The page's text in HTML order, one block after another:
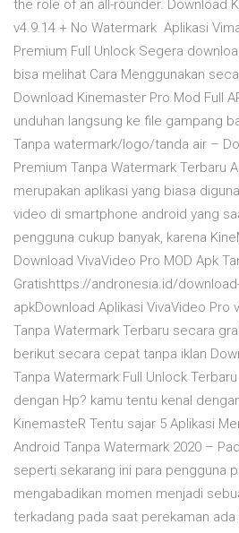
the role of an all-rounder. Download
v4.9.14 + No Watermark Aplikasi
Premium Full Unlock Segera
bisa melihat Cara Menggunakan
Download Kinemaster Pro Mod Full
unduhan langsung ke file gampang
Tanpa watermark/logo/tanda air –
Premium Tanpa Watermark Terbaru
merupakan aplikasi yang biasa
video di smartphone android yang
pengguna cukup banyak, karena
Download VivaVideo Pro MOD Apk
Gratishttps://andronesia.id/
apkDownload Aplikasi VivaVideo Pro
Tanpa Watermark Terbaru secara
berikut secara cepat tanpa iklan
Tanpa Watermark Full Unlock
dengan Hp? kamu tentu kenal
KinemasteR Tentu sajar 5 Aplikasi
Android Tanpa Watermark 2020 –
seperti sekarang ini para pengguna
mengabadikan momen menjadi
terkadang pada saat perekaman